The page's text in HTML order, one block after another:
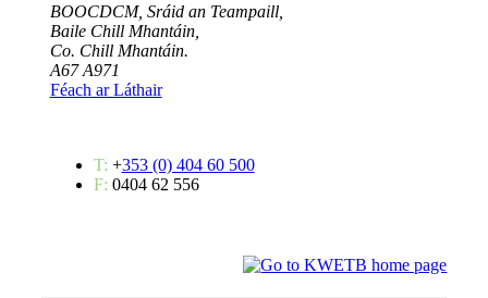
BOOCDCM, Sráid an Teampaill,
Baile Chill Mhantáin,
Co. Chill Mhantáin.
A67 A971
Féach ar Láthair
T: +353 (0) 404 60 500
F: 0404 62 556